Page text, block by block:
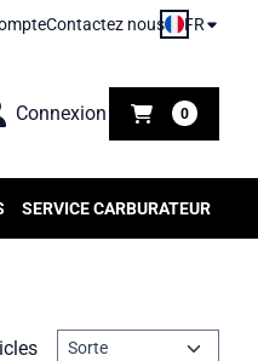
Contactez nous FR
Connexion 0
SERVICE CARBURATEUR
Méthode de tri